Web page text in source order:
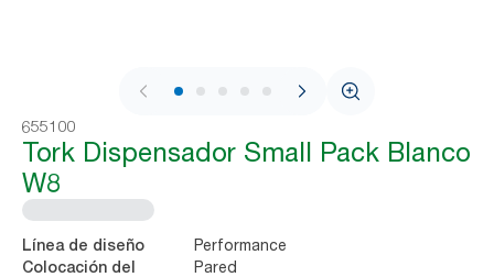
1 / 8
655100
Tork Dispensador Small Pack Blanco
W8
Línea de diseño Performance
Colocación del
Pared